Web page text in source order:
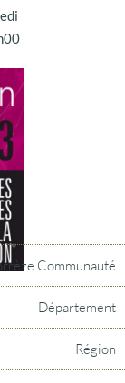
Communauté
Département
Région